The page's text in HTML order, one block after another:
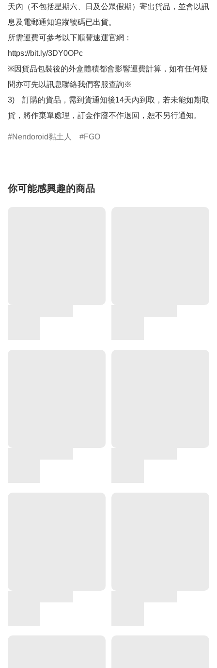
天內（不包括星期六、日及公眾假期）寄出貨品，並會以訊
息及電郵通知追蹤號碼已出貨。
所需運費可參考以下順豐速運官網：
https://bit.ly/3DY0OPc
※因貨品包裝後的外盒體積都會影響運費計算，如有任何疑
問亦可先以訊息聯絡我們客服查詢※
3)　訂購的貨品，需到貨通知後14天內到取，若未能如期取
貨，將作棄單處理，訂金作廢不作退回，恕不另行通知。
Nendoroid黏土人 FGO
你可能感興趣的商品